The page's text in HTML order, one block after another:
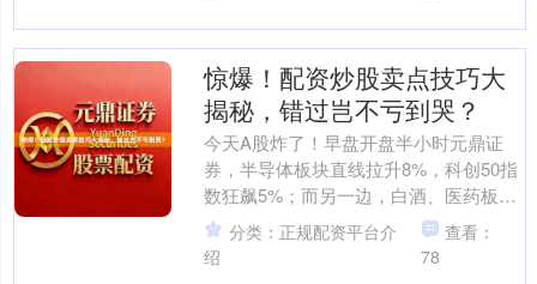
惊爆！配资炒股卖点技巧大
揭秘，错过岂不亏到哭？
今天A股炸了！早盘开盘半小时元鼎证
券，半导体板块直线拉升8%，科创50指
数狂飙5%；而另一边，白酒、医药板块
却如断崖式跳水，贵州茅台跌破1600元
大关，五粮液、....
分类：正规配资平台介
绍
查看：
78